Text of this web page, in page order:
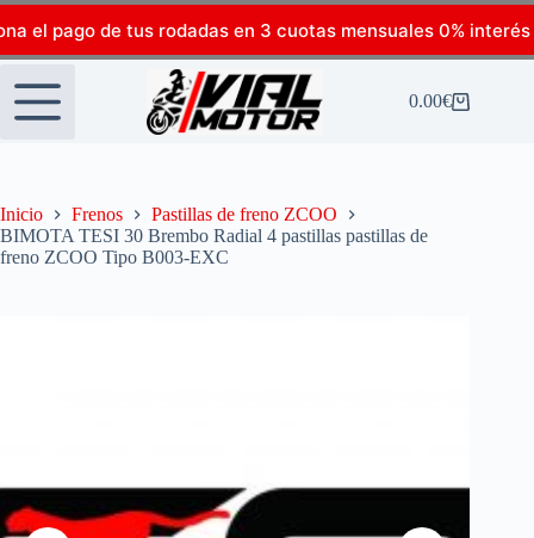
el pago de tus rodadas en 3 cuotas mensuales 0% interés
0.00€
Inicio Frenos
Pastillas de freno ZCOO
BIMOTA TESI 30 Brembo Radial 4 pastillas pastillas de
freno ZCOO Tipo B003-EXC